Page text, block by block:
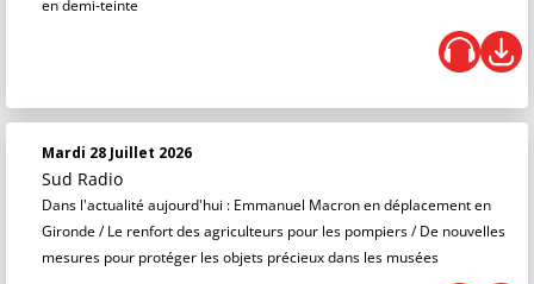
en demi-teinte
Mardi 28 Juillet 2026
Sud Radio
Dans l'actualité aujourd'hui : Emmanuel Macron en déplacement en
Gironde / Le renfort des agriculteurs pour les pompiers / De nouvelles
mesures pour protéger les objets précieux dans les musées